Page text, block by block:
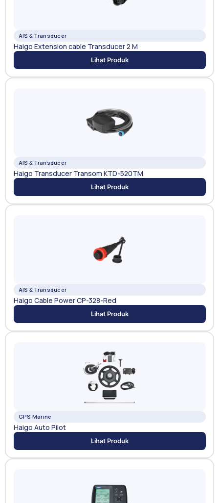
AIS & Transducer
Haigo Extension cable Transducer 2 M
Lihat Produk
AIS & Transducer
Haigo Transducer Transom KTD-520TM
Lihat Produk
AIS & Transducer
Haigo Cable Power CP-328-Red
Lihat Produk
GPS Marine
Haigo Auto Pilot
Lihat Produk